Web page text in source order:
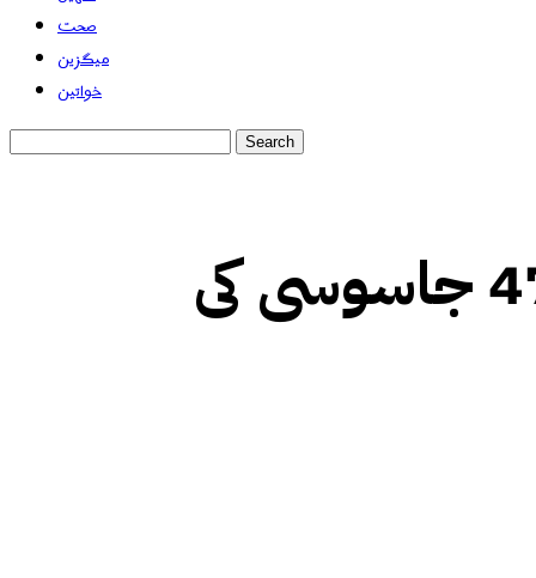
صحت
میگزین
خواتین
ایران کے حالیہ فسادات میں 47 جاسوسی کی